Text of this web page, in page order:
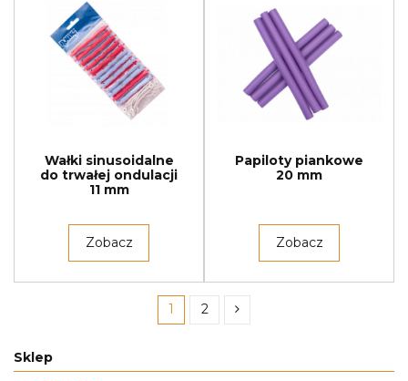
Wałki sinusoidalne
do trwałej ondulacji
11 mm
Zobacz
Papiloty piankowe
20 mm
Zobacz
1 2
Sklep